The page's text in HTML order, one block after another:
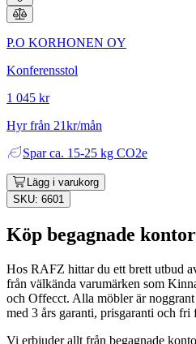
P.O KORHONEN OY
Konferensstol
1 045 kr
Hyr från 21kr/mån
Spar ca. 15-25 kg CO2e
Lägg i varukorg
SKU: 6601
Köp begagnade
Hos RAFZ hittar du ett brett utbud
från välkända varumärken som
och Offecct. Alla möbler är
med 3 års garanti, prisgaranti och
Vi erbjuder allt från begagnade